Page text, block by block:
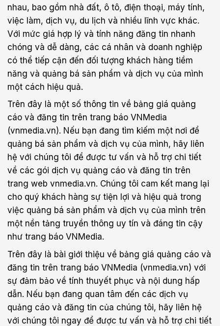
nhau, bao gồm nhà đất, ô tô, điện thoại, máy tính,
việc làm, dịch vụ, du lịch và nhiều lĩnh vực khác.
Với mức giá hợp lý và tính năng đăng tin nhanh
chóng và dễ dàng, các cá nhân và doanh nghiệp
có thể tiếp cận đến đối tượng khách hàng tiềm
năng và quảng bá sản phẩm và dịch vụ của mình
một cách hiệu quả.
Trên đây là một số thông tin về bảng giá quảng
cáo và đăng tin trên trang báo VNMedia
(vnmedia.vn). Nếu bạn đang tìm kiếm một nơi để
quảng bá sản phẩm và dịch vụ của mình, hãy liên
hệ với chúng tôi để được tư vấn và hỗ trợ chi tiết
về các gói dịch vụ quảng cáo và đăng tin trên
trang web vnmedia.vn. Chúng tôi cam kết mang lại
cho quý khách hàng sự tiện lợi và hiệu quả trong
việc quảng bá sản phẩm và dịch vụ của mình trên
một nền tảng truyền thông uy tín và đáng tin cậy
như trang báo VNMedia.
Trên đây là bài giới thiệu về bảng giá quảng cáo và
đăng tin trên trang báo VNMedia (vnmedia.vn) với
sự đảm bảo về tính thuyết phục và nội dung hấp
dẫn. Nếu bạn đang quan tâm đến các dịch vụ
quảng cáo và đăng tin của chúng tôi, hãy liên hệ
với chúng tôi ngay để được tư vấn và hỗ trợ chi tiết